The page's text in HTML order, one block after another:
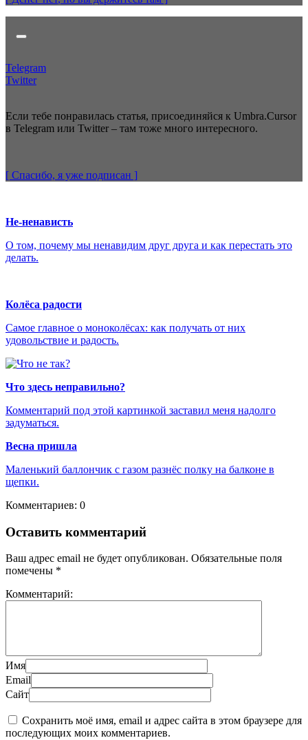
Telegram
Twitter
Если тебе понравилась статья, присоединяйся к Umbra.Cursor
в Telegram или Twitter – там тоже много интересного.
[ Спасибо, я уже подписан ]
Не-ненависть
О том, почему мы ненавидим друг друга и как перестать это
делать.
Колёса радости
Самое главное о моноколёсах: как получать от них
удовольствие и радость.
Что здесь неправильно?
Комментарий под этой картинкой заставил меня надолго
задуматься.
Весна пришла
Маленький баллончик с газом разнёс полку на балконе в
щепки.
Комментариев: 0
Оставить комментарий
Ваш адрес email не будет опубликован. Обязательные поля
помечены *
Комментарий:
Имя
Email
Сайт
Сохранить моё имя, email и адрес сайта в этом браузере для
последующих моих комментариев.